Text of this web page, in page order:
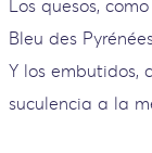
Los quesos,
Bleu des
Y los embutidos,
suculencia a la